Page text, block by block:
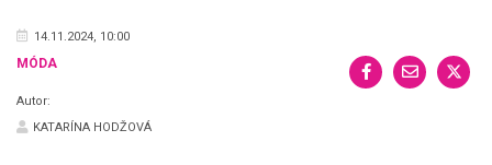
14.11.2024, 10:00
MÓDA
Autor:
KATARÍNA HODŽOVÁ